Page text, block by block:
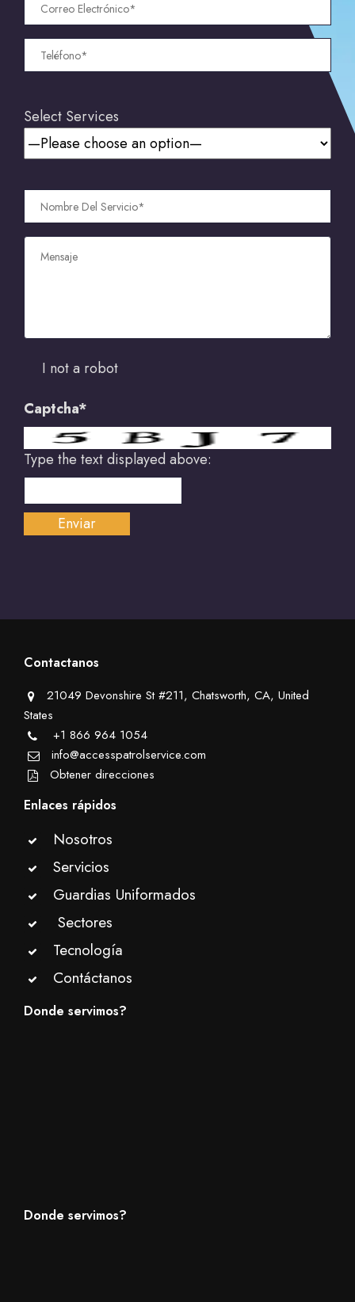
Select Services
I not a robot
Captcha*
Type the text displayed above:
Contactanos
21049 Devonshire St #211, Chatsworth, CA, United
States
+1 866 964 1054
info@accesspatrolservice.com
Obtener direcciones
Enlaces rápidos
Nosotros
Servicios
Guardias Uniformados
Sectores
Tecnología
Contáctanos
Donde servimos?
Donde servimos?